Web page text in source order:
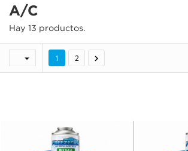
A/C
Hay 13 productos.
 1 2 